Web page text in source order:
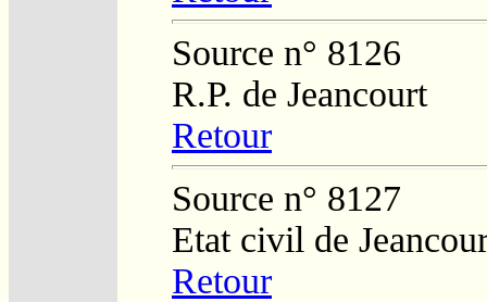
Source n° 8126
R.P. de Jeancourt
Retour
Source n° 8127
Etat civil de
Retour